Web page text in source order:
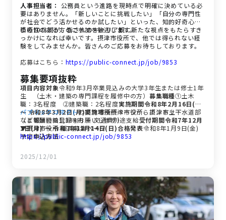
人事担当者： 公務員という進路を現時点で明確に決めている必
要はありません。「新しいことに挑戦したい」「自分の専門性
が社会でどう活かせるのか試したい」といった、知的好奇心や
積極性のある方のご参加を歓迎します。
この10日間が、皆さんのキャリア観に新たな視点をもたらすき
っかけになれば幸いです。摂津市役所で、他では得られない経
験をしてみませんか。皆さんのご応募をお待ちしております。
応募はこちら： https://public-connect.jp/job/9853
募集要項抜粋
項目 内容対象令和9年3月卒業見込みの大学3年生または修士1年
生 （土木・建築の専門課程を履修中の方） 募集職種①土木
職：3名程度 ②建築職：2名程度実施期間令和8年2月16日(月)
～ 令和8年3月2日(月)実施場所摂津市役所、摂津市上下水道部
など報酬時給1,334円 ＋ 交通費別途支給受付期間令和7年12月
1日(月) ～ 令和7年12月14日(日)合格発表令和8年1月9日(金)
予定申込方法
パブリックコネクトの摂津市役所ページからエントリー
（まずは会員登録をお願いします）
▼摂津市役所 職員募集ページ
https://public-connect.jp/job/9853
2025/12/01